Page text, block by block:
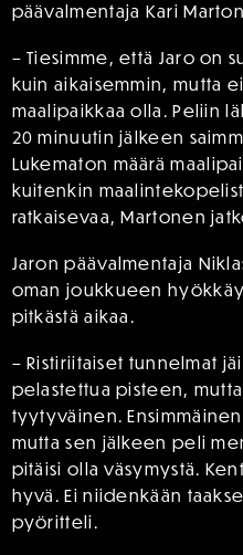
päävalmentaja Kari
– Tiesimme, että Jaro on
kuin aikaisemmin, mutta
maalipaikkaa olla. Peliin
20 minuutin jälkeen
Lukematon määrä
kuitenkin
ratkaisevaa, Martonen
Jaron päävalmentaja
oman joukkueen
pitkästä aikaa.
– Ristiriitaiset tunnelmat
pelastettua pisteen,
tyytyväinen.
mutta sen jälkeen peli
pitäisi olla väsymystä.
hyvä. Ei niidenkään
pyöritteli.